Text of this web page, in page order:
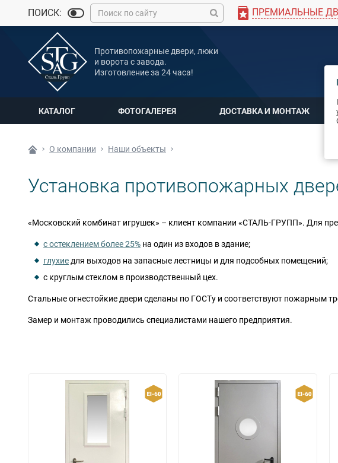
ПОИСК: ПРЕМИАЛЬНЫЕ
Противопожарные двери, люки
и ворота с завода.
Изготовление за 24 часа!
КАТАЛОГ ФОТОГАЛЕРЕЯ ДОСТАВКА И МОНТАЖ
О компании
Наши объекты
Установка противопожарных
«Московский комбинат игрушек» – клиент компании «СТАЛЬ-ГРУПП». Для
с остеклением более 25% на один из входов в здание;
глухие для выходов на запасные лестницы и для подсобных помещений;
с круглым стеклом в производственный цех.
Стальные огнестойкие двери сделаны по ГОСТу и соответствуют пожарным
Замер и монтаж проводились специалистами нашего предприятия.
MAX
Мы онлайн